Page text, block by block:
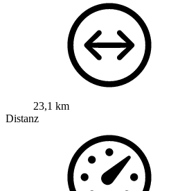
23,1 km
Distanz